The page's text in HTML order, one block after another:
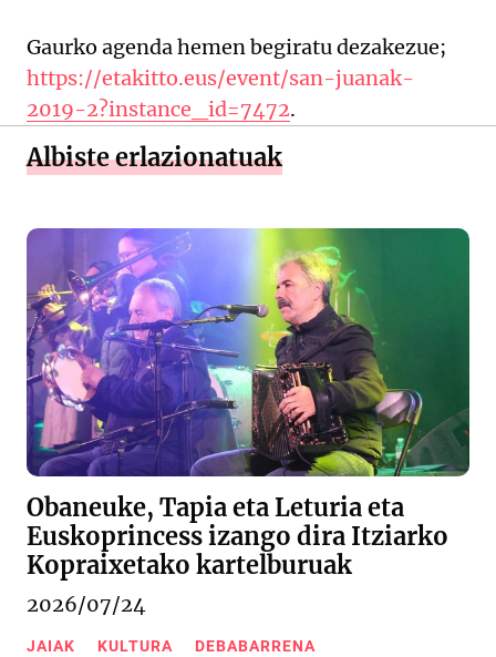
Gaurko agenda hemen begiratu dezakezue;
https://etakitto.eus/event/san-juanak-
2019-2?instance_id=7472.
Albiste erlazionatuak
Obaneuke, Tapia eta Leturia eta
Euskoprincess izango dira Itziarko
Kopraixetako kartelburuak
2026/07/24
JAIAK KULTURA DEBABARRENA